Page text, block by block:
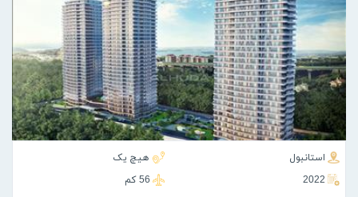
استانبول
هیچ یک
2022
56 كم